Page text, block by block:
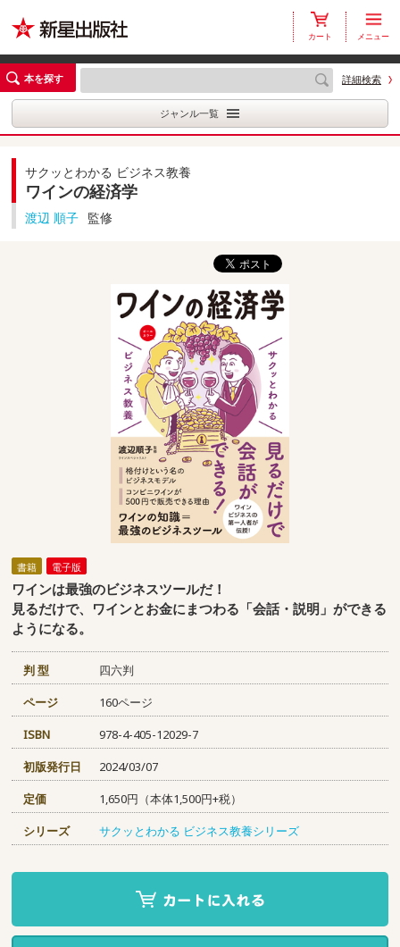
カート メニュー
本を探す 詳細検索
ジャンル一覧
サクッとわかる ビジネス教養
ワインの経済学
渡辺 順子 監修
書籍 電子版
ワインは最強のビジネスツールだ！
見るだけで、ワインとお金にまつわる「会話・説明」ができる
ようになる。
判 型
四六判
ページ
160ページ
ISBN
978-4-405-12029-7
初版発行日
2024/03/07
定価
1,650円（本体1,500円+税）
シリーズ
サクッとわかる ビジネス教養シリーズ